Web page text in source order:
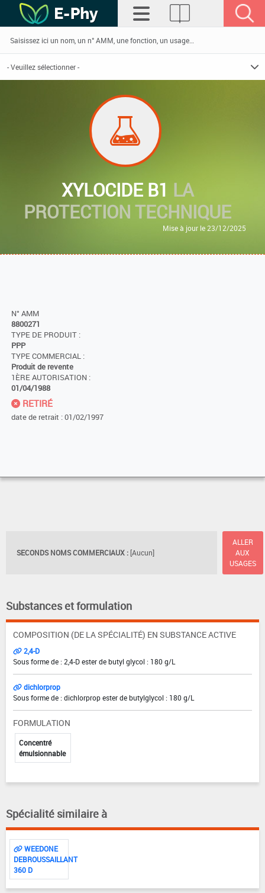
XYLOCIDE B1 LA
PROTECTION TECHNIQUE
Mise à jour le 23/12/2025
N° AMM
8800271
TYPE DE PRODUIT :
PPP
TYPE COMMERCIAL :
Produit de revente
1ÈRE AUTORISATION :
01/04/1988
RETIRÉ
date de retrait : 01/02/1997
SECONDS NOMS COMMERCIAUX : [Aucun]
ALLER
AUX
USAGES
Substances et formulation
COMPOSITION (DE LA SPÉCIALITÉ) EN SUBSTANCE ACTIVE
2,4-D
Sous forme de : 2,4-D ester de butyl glycol : 180 g/L
dichlorprop
Sous forme de : dichlorprop ester de butylglycol : 180 g/L
FORMULATION
Concentré
émulsionnable
Spécialité similaire à
WEEDONE
DEBROUSSAILLANT
360 D